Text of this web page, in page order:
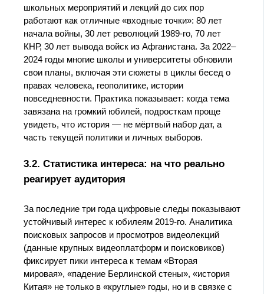
школьных мероприятий и лекций до сих пор
работают как отличные «входные точки»: 80 лет
начала войны, 30 лет революций 1989‑го, 70 лет
КНР, 30 лет вывода войск из Афганистана. За 2022–
2024 годы многие школы и университеты обновили
свои планы, включая эти сюжеты в циклы бесед о
правах человека, геополитике, истории
повседневности. Практика показывает: когда тема
завязана на громкий юбилей, подросткам проще
увидеть, что история — не мёртвый набор дат, а
часть текущей политики и личных выборов.
3.2. Статистика интереса: на что реально
реагирует аудитория
За последние три года цифровые следы показывают
устойчивый интерес к юбилеям 2019‑го. Аналитика
поисковых запросов и просмотров видеолекций
(данные крупных видеоплатформ и поисковиков)
фиксирует пики интереса к темам «Вторая
мировая», «падение Берлинской стены», «история
Китая» не только в «круглые» годы, но и в связке с